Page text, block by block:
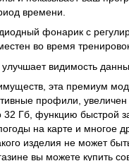
времени.
фонарик с
во время
видимость
эта премиум
профили,
32 Гб, функцию быстрой
на карте и многое
изделия не может
вы можете купить